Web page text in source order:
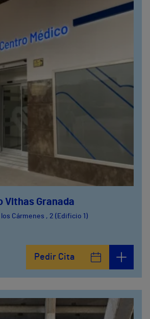
Vithas Granada
los Cármenes , 2 (Edificio 1)
Pedir Cita